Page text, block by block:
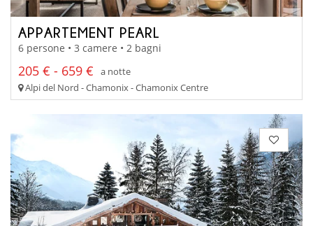
APPARTEMENT PEARL
6 persone • 3 camere • 2 bagni
205 € - 659 €
a notte
Alpi del Nord - Chamonix - Chamonix Centre